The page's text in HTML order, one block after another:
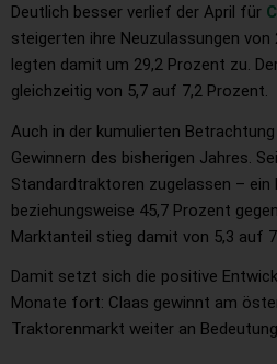
Deutlich besser verlief der April für
steigerten ihre Neuzulassungen
legten damit um 29,2 Prozent zu.
gleichzeitig von 5,7 auf 7,2 Prozent.
Auch in der kumulierten
Gewinnern des bisherigen Jahres.
Standardtraktoren zugelassen – ein
beziehungsweise 45,7 Prozent
Marktanteil stieg damit von 5,3 auf
Damit setzt sich die positive
Monate fort: Claas gewinnt am
Traktorenmarkt weiter an